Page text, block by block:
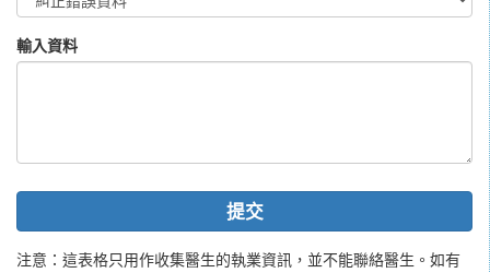
輸入資料
提交
注意：這表格只用作收集醫生的執業資訊，並不能聯絡醫生。如有